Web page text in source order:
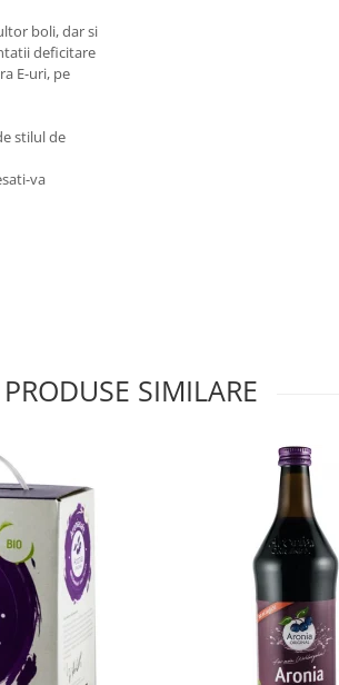
boli, dar si
deficitare
E-uri, pe
stilul de
va
PRODUSE SIMILARE